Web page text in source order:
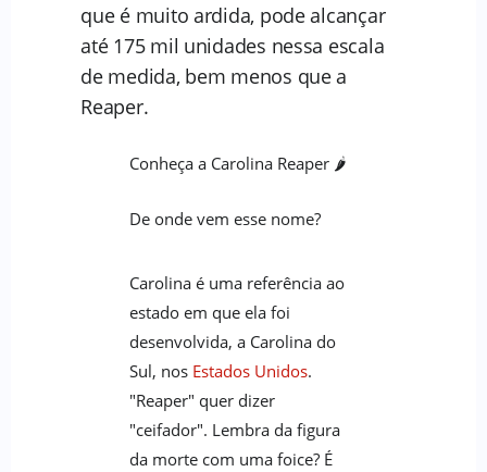
que é muito ardida, pode alcançar
até 175 mil unidades nessa escala
de medida, bem menos que a
Reaper.
Conheça a Carolina Reaper 🌶️
De onde vem esse nome?
Carolina é uma referência ao
estado em que ela foi
desenvolvida, a Carolina do
Sul, nos Estados Unidos.
"Reaper" quer dizer
"ceifador". Lembra da figura
da morte com uma foice? É